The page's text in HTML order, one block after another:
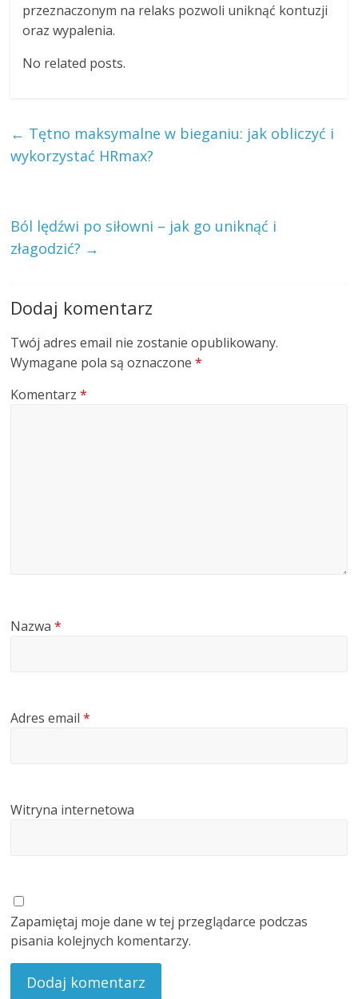
przeznaczonym na relaks pozwoli uniknąć kontuzji
oraz wypalenia.
No related posts.
← Tętno maksymalne w bieganiu: jak obliczyć i
wykorzystać HRmax?
Ból lędźwi po siłowni – jak go uniknąć i
złagodzić? →
Dodaj komentarz
Twój adres email nie zostanie opublikowany.
Wymagane pola są oznaczone*
Komentarz*
Nazwa*
Adres email*
Witryna internetowa
Zapamiętaj moje dane w tej przeglądarce podczas
pisania kolejnych komentarzy.